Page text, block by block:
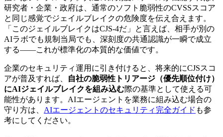
研究者・企業・政府は、通常のソフト脆弱性のCVSSスコア
と同じ感覚でジェイルブレイクの危険度を伝え合えます。
「このジェイルブレイクはCJS-4だ」と言えば、相手が別の
AIラボでも規制当局でも、深刻度の共通認識が一瞬で成立
する——これが標準化の本質的な価値です。
企業のセキュリティ運用に引き付けると、将来的にCJSスコ
アが普及すれば、
自社の脆弱性トリアージ（優先順位付け）
にAIジェイルブレイクを組み込む際の基準として使える可
能性があります。AIエージェントを業務に組み込む場合の
守り方は、 AIエージェントのセキュリティ完全ガイド も参
考にしてください。